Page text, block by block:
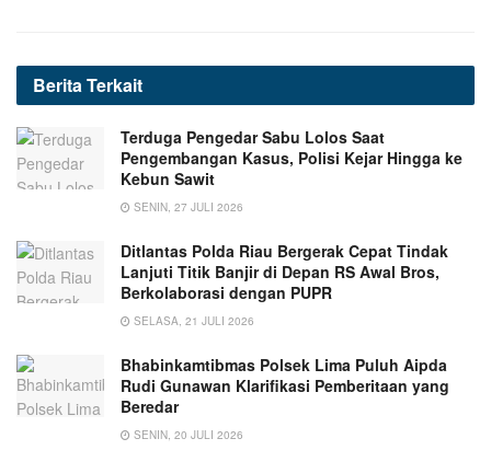
BeritaTerkait
Terduga Pengedar Sabu Lolos Saat
Pengembangan Kasus, Polisi Kejar Hingga ke
Kebun Sawit
SENIN, 27 JULI 2026
Ditlantas Polda Riau Bergerak Cepat Tindak
Lanjuti Titik Banjir di Depan RS Awal Bros,
Berkolaborasi dengan PUPR
SELASA, 21 JULI 2026
Bhabinkamtibmas Polsek Lima Puluh Aipda
Rudi Gunawan Klarifikasi Pemberitaan yang
Beredar
SENIN, 20 JULI 2026